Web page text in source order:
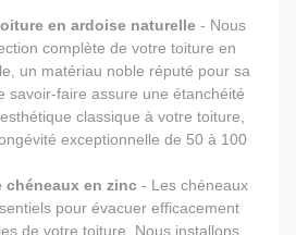
en ardoise naturelle - Nous
complète de votre toiture en
un matériau noble réputé pour sa
savoir-faire assure une étanchéité
classique à votre toiture,
exceptionnelle de 50 à 100
chéneaux en zinc - Les chéneaux
pour évacuer efficacement
de votre toiture. Nous installons